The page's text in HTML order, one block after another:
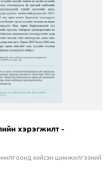
хийсэн шинжилгээний